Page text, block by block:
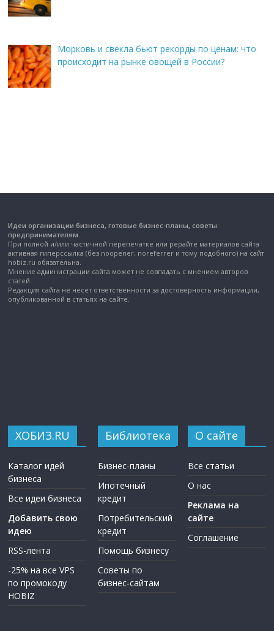
Морковь и свекла бьют рекорды по ценам: что
происходит на рынке овощей в России?
Идеи организации бизнеса, готовые бизнес-планы, советы
предпринимателям.
При полной и/или частичной перепечатке или рерайте материалов сайта
активная гиперссылка (без noopener, noreferrer и тому подобного) на сайт
hobiz.ru обязательна.
Мнение администрации сайта может не совпадать с мнением авторов
статей.
Редакция сайта не несет ответственности за достоверность информации,
опубликованной в статьях на сайте.
ХОБИЗ.RU
Каталог идей
бизнеса
Все идеи бизнеса
Добавить свою
идею
RSS-лента
-25% на все VPS
по промокоду
HOBIZ
Библиотека
Бизнес-планы
Ипотечный
кредит
Потребительский
кредит
Помощь бизнесу
Советы по
бизнес-сайтам
О сайте
Все статьи
О нас
Реклама на
сайте
Соглашение